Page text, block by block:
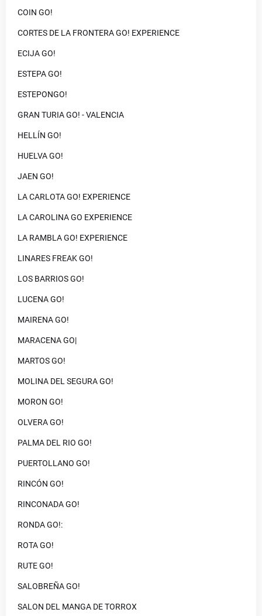
COIN GO!
CORTES DE LA FRONTERA GO! EXPERIENCE
ECIJA GO!
ESTEPA GO!
ESTEPONGO!
GRAN TURIA GO! - VALENCIA
HELLÍN GO!
HUELVA GO!
JAEN GO!
LA CARLOTA GO! EXPERIENCE
LA CAROLINA GO EXPERIENCE
LA RAMBLA GO! EXPERIENCE
LINARES FREAK GO!
LOS BARRIOS GO!
LUCENA GO!
MAIRENA GO!
MARACENA GO|
MARTOS GO!
MOLINA DEL SEGURA GO!
MORON GO!
OLVERA GO!
PALMA DEL RIO GO!
PUERTOLLANO GO!
RINCÓN GO!
RINCONADA GO!
RONDA GO!:
ROTA GO!
RUTE GO!
SALOBREÑA GO!
SALON DEL MANGA DE TORROX